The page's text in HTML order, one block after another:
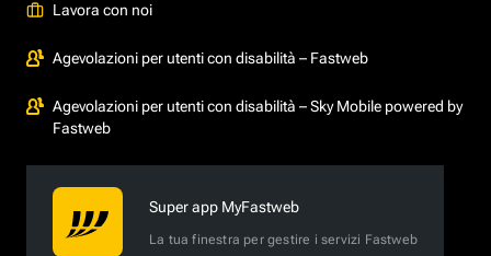
Lavora con noi
Agevolazioni per utenti con disabilità – Fastweb
Agevolazioni per utenti con disabilità – Sky Mobile powered by
Fastweb
Super app MyFastweb
La tua finestra per gestire i servizi Fastweb